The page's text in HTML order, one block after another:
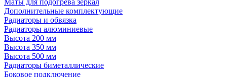
Дополнительные комплектующие
Радиаторы и обвязка
Радиаторы алюминиевые
Высота 200 мм
Высота 350 мм
Высота 500 мм
Радиаторы биметаллические
Боковое подключение